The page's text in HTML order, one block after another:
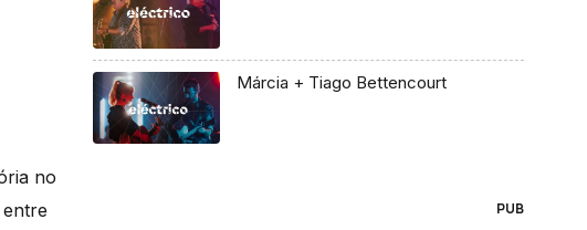
no
Márcia + Tiago Bettencourt
PUB